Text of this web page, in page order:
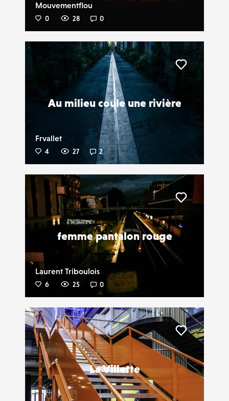
Mouvementflou
0 28 0
Au milieu coule une rivière
Frvallet
4 27 2
femme pantalon rouge
Laurent Triboulois
6 25 0
Liker
La Villette
Liker